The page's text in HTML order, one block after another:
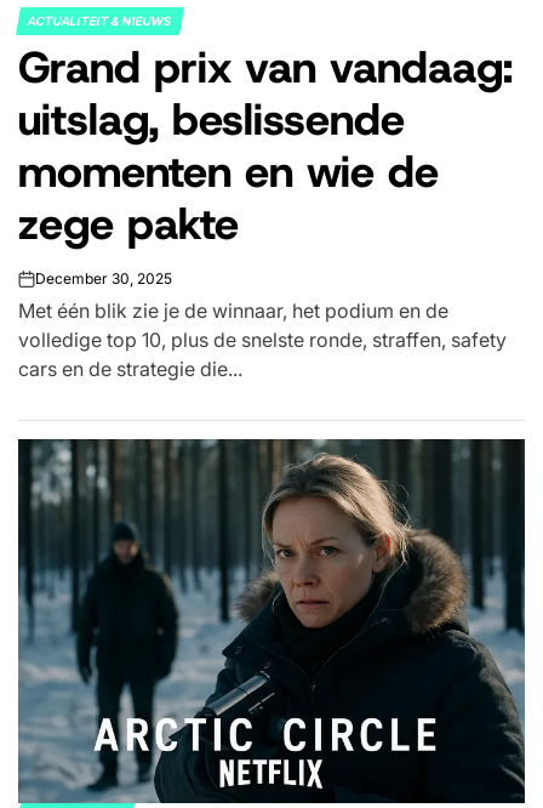
POSTED
IN
ACTUALITEIT & NIEUWS
Grand prix van vandaag:
uitslag, beslissende
momenten en wie de
zege pakte
onDecember 30, 2025
Met één blik zie je de winnaar, het podium en de
volledige top 10, plus de snelste ronde, straffen, safety
cars en de strategie die...